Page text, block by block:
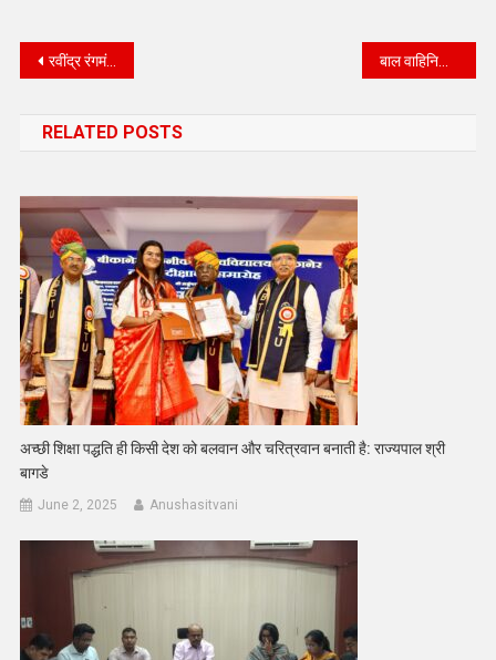
Post
रवींद्र रंगमंच पर स्वामित्व योजना के होंगे अनेक कार्यक्र बाल वाहिनियों के वाहन चालकों के लिए नेत्र जांच शिवि का शुभारंभ केंद्रीय मंत्री अर्जुन राम जी द्वारा
RELATED POSTS
अच्छी शिक्षा पद्धति ही किसी देश को बलवान और चरित्रवान बनाती है: राज्यपाल श्री
बागडे
June 2, 2025 Anushasitvani